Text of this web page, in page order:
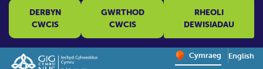
DERBYN
CWCIS
GWRTHOD
CWCIS
RHEOLI
DEWISIADAU
Change website
Cymraeg English
– Newid